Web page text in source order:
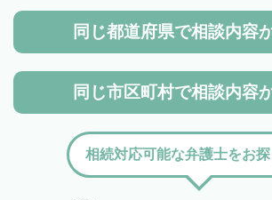
同じ都道府県で相談内容
同じ市区町村で相談内容
相続対応可能な弁護士をお探